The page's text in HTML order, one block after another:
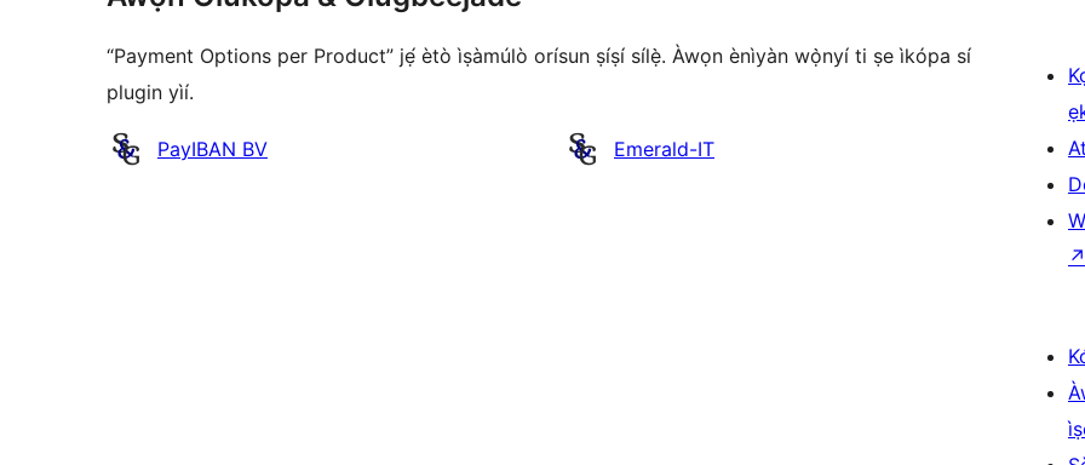
“Payment Options per Product” jẹ́ ètò ìṣàmúlò orísun ṣíṣí sílẹ̀. Àwọn ènìyàn wọ̀nyí ti ṣe ìkópa sí
plugin yìí.
Àwọn PayIBAN BV Emerald-IT
↗